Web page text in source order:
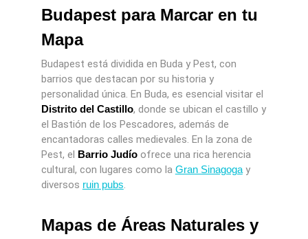
Budapest para Marcar en tu
Mapa
Budapest está dividida en Buda y Pest, con
barrios que destacan por su historia y
personalidad única. En Buda, es esencial visitar el
Distrito del Castillo, donde se ubican el castillo y
el Bastión de los Pescadores, además de
encantadoras calles medievales. En la zona de
Pest, el Barrio Judíoofrece una rica herencia
cultural, con lugares como la Gran Sinagogay
diversos ruin pubs.
Mapas de Áreas Naturales y